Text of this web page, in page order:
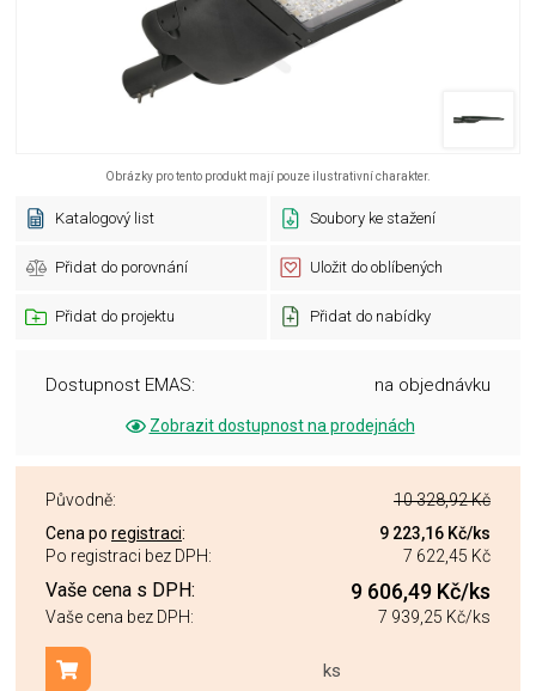
Obrázky pro tento produkt mají pouze ilustrativní charakter.
Katalogový list Soubory ke stažení
Přidat do porovnání Uložit do oblíbených
Přidat do projektu Přidat do nabídky
Dostupnost EMAS: na objednávku
Zobrazit dostupnost na prodejnách
Původně:
10 328,92 Kč
Cena po registraci: 9 223,16 Kč/ks
Po registraci bez DPH:
7 622,45 Kč
Vaše cena s DPH: 9 606,49 Kč/ks
Vaše cena bez DPH: 7 939,25 Kč/ks
ks
Přidat do košíku